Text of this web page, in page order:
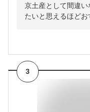
京土産として間違
たいと思えるほどお
3